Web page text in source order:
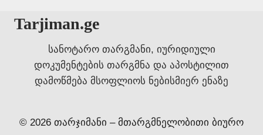
577
Tarjiman.ge
სანოტარო თარგმანი, იურიდიული
დოკუმენტების თარგმნა და აპოსტილით
დამოწმება მსოფლიოს ნებისმიერ ენაზე
© 2026 თარჯიმანი – მთარგმნელობითი ბიურო